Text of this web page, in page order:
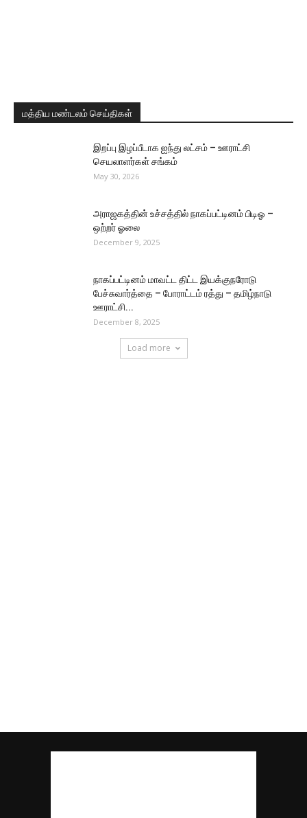
மத்திய மண்டலம் செய்திகள்
இறப்பு இழப்பீடாக ஐந்து லட்சம் – ஊராட்சி
செயலாளர்கள் சங்கம்
May 30, 2026
அராஜகத்தின் உச்சத்தில் நாகப்பட்டினம் பிடிஓ –
ஒற்றர் ஓலை
December 9, 2025
நாகப்பட்டினம் மாவட்ட திட்ட இயக்குநரோடு
பேச்சுவார்த்தை – போராட்டம் ரத்து – தமிழ்நாடு
ஊராட்சி...
December 8, 2025
Load more